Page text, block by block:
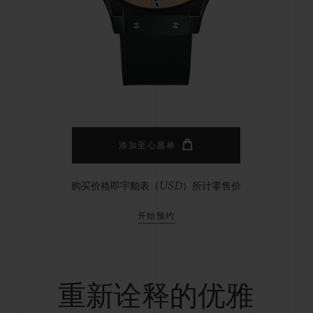
添加至心愿单
购买价格即宇舶表（USD）所计零售价
开始预约
重新诠释的优雅
ESSENTIAL灰褐
在线专售